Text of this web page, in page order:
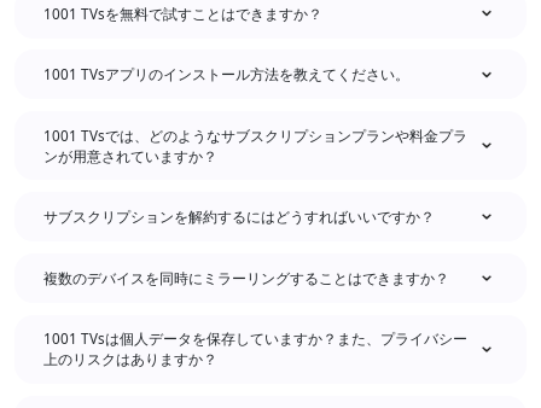
1001 TVsを無料で試すことはできますか？
1001 TVsアプリのインストール方法を教えてください。
1001 TVsでは、どのようなサブスクリプションプランや料金プラ
ンが用意されていますか？
サブスクリプションを解約するにはどうすればいいですか？
複数のデバイスを同時にミラーリングすることはできますか？
1001 TVsは個人データを保存していますか？また、プライバシー
上のリスクはありますか？